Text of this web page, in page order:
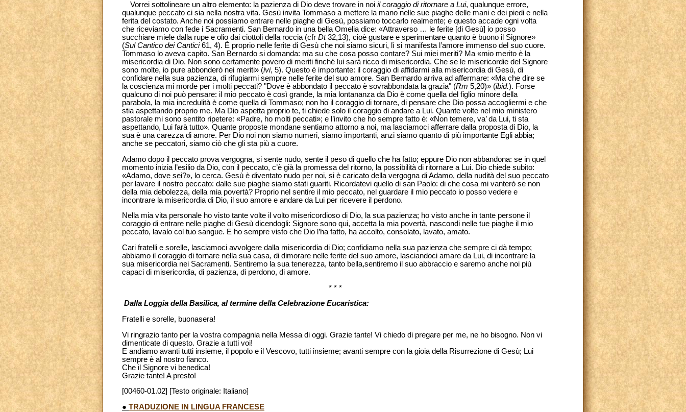
Vorrei sottolineare un altro elemento: la pazienza di Dio deve trovare in noi il coraggio di ritornare a Lui, qualunque errore,
qualunque peccato ci sia nella nostra vita. Gesù invita Tommaso a mettere la mano nelle sue piaghe delle mani e dei piedi e nella
ferita del costato. Anche noi possiamo entrare nelle piaghe di Gesù, possiamo toccarlo realmente; e questo accade ogni volta
che riceviamo con fede i Sacramenti. San Bernardo in una bella Omelia dice: «Attraverso … le ferite [di Gesù] io posso
succhiare miele dalla rupe e olio dai ciottoli della roccia (cfr Dt32,13), cioè gustare e sperimentare quanto è buono il Signore»
(Sul Cantico dei Cantici61, 4). È proprio nelle ferite di Gesù che noi siamo sicuri, lì si manifesta l’amore immenso del suo cuore.
Tommaso lo aveva capito. San Bernardo si domanda: ma su che cosa posso contare? Sui miei meriti? Ma «mio merito è la
misericordia di Dio. Non sono certamente povero di meriti finché lui sarà ricco di misericordia. Che se le misericordie del Signore
sono molte, io pure abbonderò nei meriti» (ivi, 5). Questo è importante: il coraggio di affidarmi alla misericordia di Gesù, di
confidare nella sua pazienza, di rifugiarmi sempre nelle ferite del suo amore. San Bernardo arriva ad affermare: «Ma che dire se
la coscienza mi morde per i molti peccati? "Dove è abbondato il peccato è sovrabbondata la grazia" (Rm 5,20)» (ibid.). Forse
qualcuno di noi può pensare: il mio peccato è così grande, la mia lontananza da Dio è come quella del figlio minore della
parabola, la mia incredulità è come quella di Tommaso; non ho il coraggio di tornare, di pensare che Dio possa accogliermi e che
stia aspettando proprio me. Ma Dio aspetta proprio te, ti chiede solo il coraggio di andare a Lui. Quante volte nel mio ministero
pastorale mi sono sentito ripetere: «Padre, ho molti peccati»; e l’invito che ho sempre fatto è: «Non temere, va’ da Lui, ti sta
aspettando, Lui farà tutto». Quante proposte mondane sentiamo attorno a noi, ma lasciamoci afferrare dalla proposta di Dio, la
sua è una carezza di amore. Per Dio noi non siamo numeri, siamo importanti, anzi siamo quanto di più importante Egli abbia;
anche se peccatori, siamo ciò che gli sta più a cuore.
Adamo dopo il peccato prova vergogna, si sente nudo, sente il peso di quello che ha fatto; eppure Dio non abbandona: se in quel
momento inizia l’esilio da Dio, con il peccato, c’è già la promessa del ritorno, la possibilità di ritornare a Lui. Dio chiede subito:
«Adamo, dove sei?», lo cerca. Gesù è diventato nudo per noi, si è caricato della vergogna di Adamo, della nudità del suo peccato
per lavare il nostro peccato: dalle sue piaghe siamo stati guariti. Ricordatevi quello di san Paolo: di che cosa mi vanterò se non
della mia debolezza, della mia povertà? Proprio nel sentire il mio peccato, nel guardare il mio peccato io posso vedere e
incontrare la misericordia di Dio, il suo amore e andare da Lui per ricevere il perdono.
Nella mia vita personale ho visto tante volte il volto misericordioso di Dio, la sua pazienza; ho visto anche in tante persone il
coraggio di entrare nelle piaghe di Gesù dicendogli: Signore sono qui, accetta la mia povertà, nascondi nelle tue piaghe il mio
peccato, lavalo col tuo sangue. E ho sempre visto che Dio l’ha fatto, ha accolto, consolato, lavato, amato.
Cari fratelli e sorelle, lasciamoci avvolgere dalla misericordia di Dio; confidiamo nella sua pazienza che sempre ci dà tempo;
abbiamo il coraggio di tornare nella sua casa, di dimorare nelle ferite del suo amore, lasciandoci amare da Lui, di incontrare la
sua misericordia nei Sacramenti. Sentiremo la sua tenerezza, tanto bella,sentiremo il suo abbraccio e saremo anche noi più
capaci di misericordia, di pazienza, di perdono, di amore.
* * *
Dalla Loggia della Basilica, al termine della Celebrazione Eucaristica:
Fratelli e sorelle, buonasera!
Vi ringrazio tanto per la vostra compagnia nella Messa di oggi. Grazie tante! Vi chiedo di pregare per me, ne ho bisogno. Non vi
dimenticate di questo. Grazie a tutti voi!
E andiamo avanti tutti insieme, il popolo e il Vescovo, tutti insieme; avanti sempre con la gioia della Risurrezione di Gesù; Lui
sempre è al nostro fianco.
Che il Signore vi benedica!
Grazie tante! A presto!
[00460-01.02] [Testo originale: Italiano]
● TRADUZIONE IN LINGUA FRANCESE